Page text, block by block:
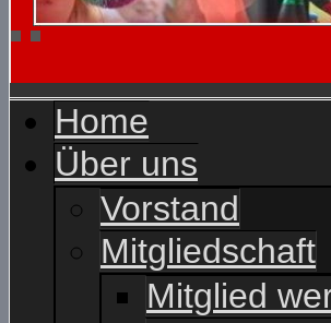
Home
Über uns
Vorstand
Mitgliedschaft
Mitglied